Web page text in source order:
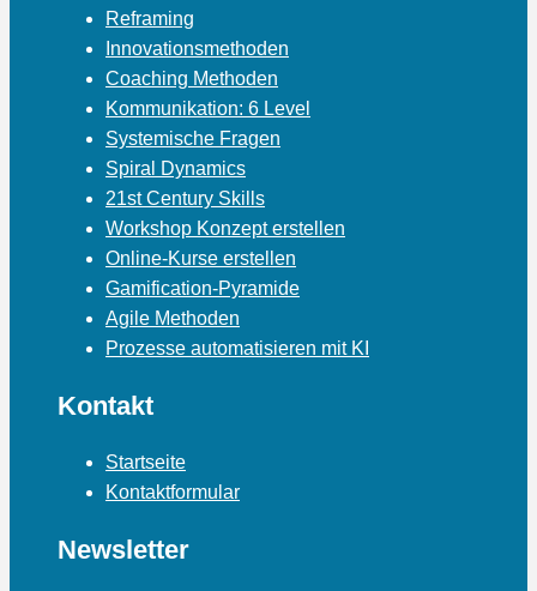
Reframing
Innovationsmethoden
Coaching Methoden
Kommunikation: 6 Level
Systemische Fragen
Spiral Dynamics
21st Century Skills
Workshop Konzept erstellen
Online-Kurse erstellen
Gamification-Pyramide
Agile Methoden
Prozesse automatisieren mit KI
Kontakt
Startseite
Kontaktformular
Newsletter